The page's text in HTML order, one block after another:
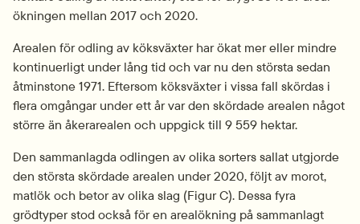
ökningen mellan 2017 och 2020.
Arealen för odling av köksväxter har ökat mer eller mindre
kontinuerligt under lång tid och var nu den största sedan
åtminstone 1971. Eftersom köksväxter i vissa fall skördas i
flera omgångar under ett år var den skördade arealen något
större än åkerarealen och uppgick till 9 559 hektar.
Den sammanlagda odlingen av olika sorters sallat utgjorde
den största skördade arealen under 2020, följt av morot,
matlök och betor av olika slag (Figur C). Dessa fyra
grödtyper stod också för en arealökning på sammanlagt